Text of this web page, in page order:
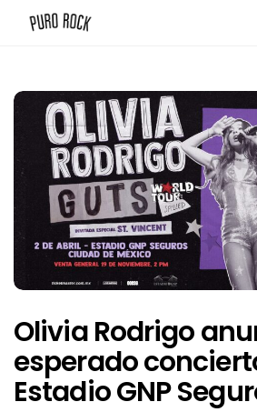
Olivia Rodrigo
esperado
Estadio GNP